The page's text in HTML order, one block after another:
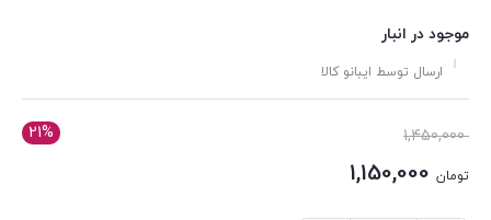
موجود در انبار
ارسال توسط ایبانو کالا
21% 1,450,000
قیمت
اصلی:
تومان